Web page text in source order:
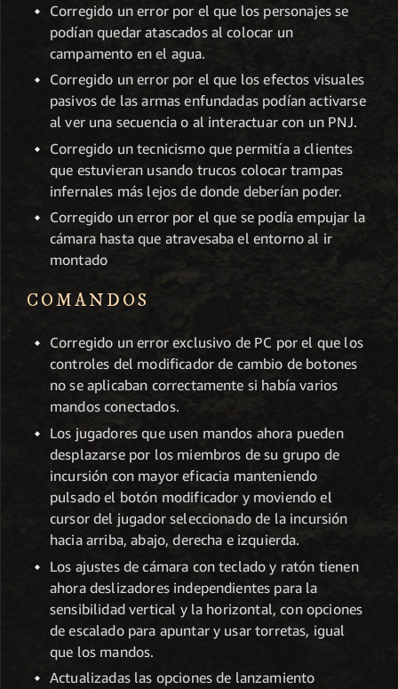
Corregido un error por el que los personajes se
podían quedar atascados al colocar un
campamento en el agua.
Corregido un error por el que los efectos visuales
pasivos de las armas enfundadas podían activarse
al ver una secuencia o al interactuar con un PNJ.
Corregido un tecnicismo que permitía a clientes
que estuvieran usando trucos colocar trampas
infernales más lejos de donde deberían poder.
Corregido un error por el que se podía empujar la
cámara hasta que atravesaba el entorno al ir
montado
COMANDOS
Corregido un error exclusivo de PC por el que los
controles del modificador de cambio de botones
no se aplicaban correctamente si había varios
mandos conectados.
Los jugadores que usen mandos ahora pueden
desplazarse por los miembros de su grupo de
incursión con mayor eficacia manteniendo
pulsado el botón modificador y moviendo el
cursor del jugador seleccionado de la incursión
hacia arriba, abajo, derecha e izquierda.
Los ajustes de cámara con teclado y ratón tienen
ahora deslizadores independientes para la
sensibilidad vertical y la horizontal, con opciones
de escalado para apuntar y usar torretas, igual
que los mandos.
Actualizadas las opciones de lanzamiento